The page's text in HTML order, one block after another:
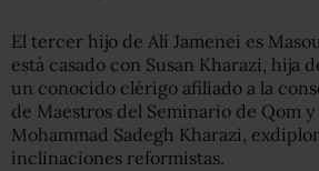
El tercer hijo de Alí Jamenei es
está casado con Susan Kharazi, hija
un conocido clérigo afiliado a la
de Maestros del Seminario de Qom
Mohammad Sadegh Kharazi,
inclinaciones reformistas.